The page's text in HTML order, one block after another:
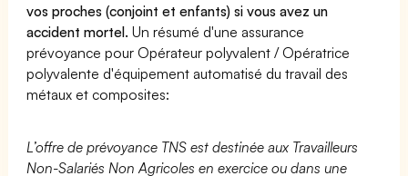
vos proches (conjoint et enfants) si vous avez un
accident mortel. Un résumé d'une assurance
prévoyance pour Opérateur polyvalent / Opératrice
polyvalente d'équipement automatisé du travail des
métaux et composites:
L’offre de prévoyance TNS est destinée aux Travailleurs
Non-Salariés Non Agricoles en exercice ou dans une